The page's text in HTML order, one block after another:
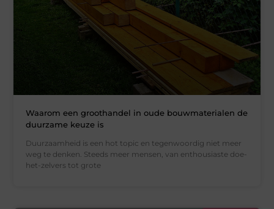
Waarom een groothandel in oude bouwmaterialen de
duurzame keuze is
Duurzaamheid is een hot topic en tegenwoordig niet meer
weg te denken. Steeds meer mensen, van enthousiaste doe-
het-zelvers tot grote